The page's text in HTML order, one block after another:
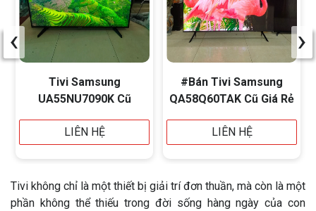
Tivi Samsung
UA55NU7090K Cũ
LIÊN HỆ
#Bán Tivi Samsung
QA58Q60TAK Cũ Giá Rẻ
LIÊN HỆ
‹ ›
Tivi không chỉ là một thiết bị giải trí đơn thuần, mà còn là một
phần không thể thiếu trong đời sống hàng ngày của con